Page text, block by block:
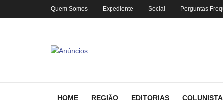
Quem Somos Expediente Social Perguntas
HOME REGIÃO EDITORIAS